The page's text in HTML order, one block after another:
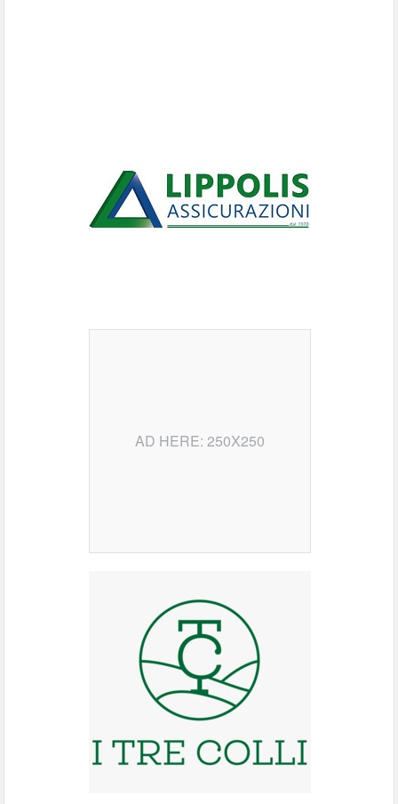
AD HERE: 250X250